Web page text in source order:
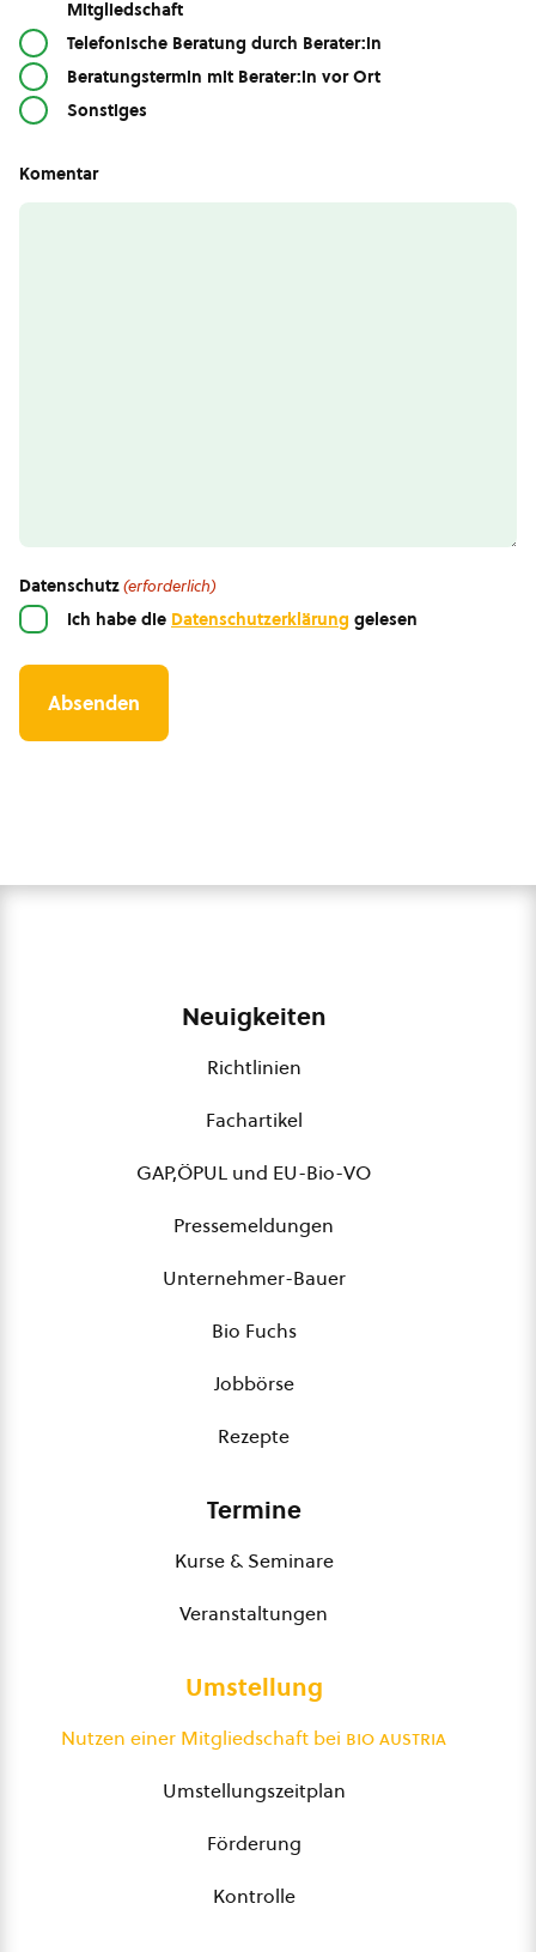
Mitgliedschaft
Telefonische Beratung durch Berater:in
Beratungstermin mit Berater:in vor Ort
Sonstiges
Komentar
Datenschutz(erforderlich)
Ich habe die Datenschutzerklärung gelesen
Neuigkeiten
Richtlinien
Fachartikel
GAP,ÖPUL und EU-Bio-VO
Pressemeldungen
Unternehmer-Bauer
Bio Fuchs
Jobbörse
Rezepte
Termine
Kurse & Seminare
Veranstaltungen
Umstellung
Nutzen einer Mitgliedschaft bei bio austria
Umstellungszeitplan
Förderung
Kontrolle